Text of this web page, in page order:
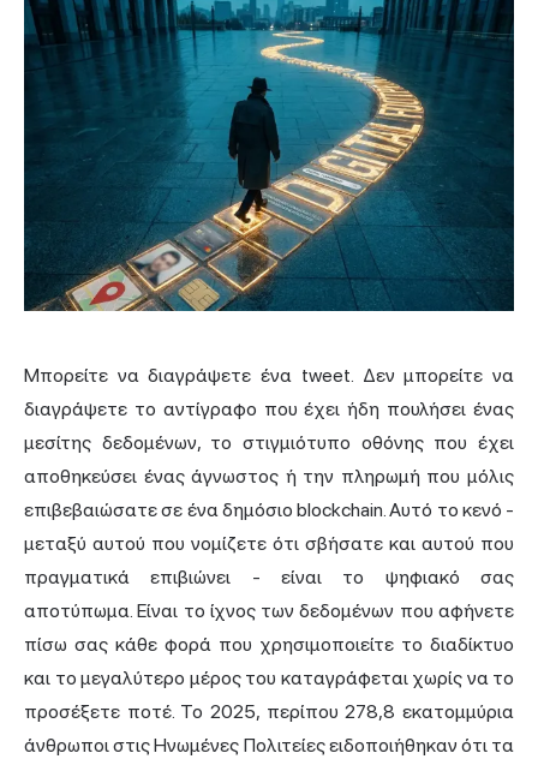
Μπορείτε να διαγράψετε ένα tweet. Δεν μπορείτε να
διαγράψετε το αντίγραφο που έχει ήδη πουλήσει ένας
μεσίτης δεδομένων, το στιγμιότυπο οθόνης που έχει
αποθηκεύσει ένας άγνωστος ή την πληρωμή που μόλις
επιβεβαιώσατε σε ένα δημόσιο blockchain. Αυτό το κενό -
μεταξύ αυτού που νομίζετε ότι σβήσατε και αυτού που
πραγματικά επιβιώνει - είναι το ψηφιακό σας
αποτύπωμα. Είναι το ίχνος των δεδομένων που αφήνετε
πίσω σας κάθε φορά που χρησιμοποιείτε το διαδίκτυο
και το μεγαλύτερο μέρος του καταγράφεται χωρίς να το
προσέξετε ποτέ. Το 2025, περίπου 278,8 εκατομμύρια
άνθρωποι στις Ηνωμένες Πολιτείες ειδοποιήθηκαν ότι τα